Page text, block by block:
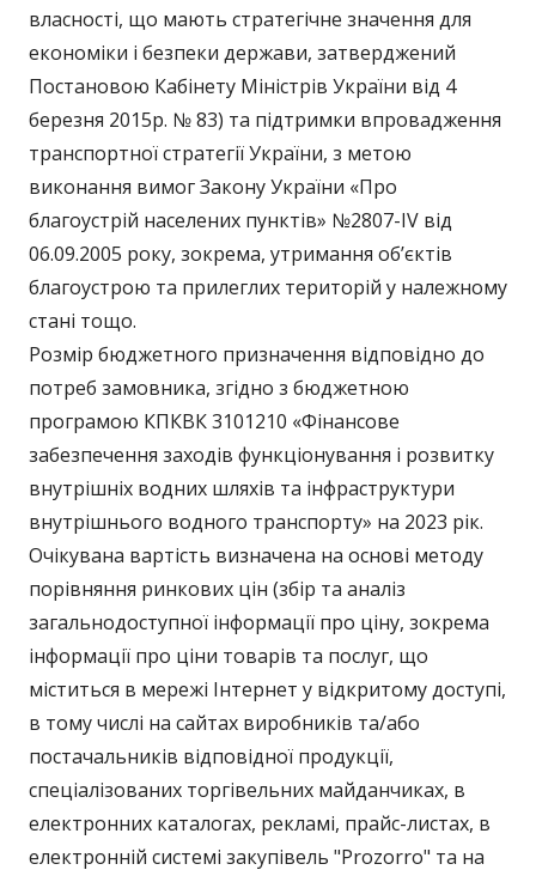
власності, що мають стратегічне значення для
економіки і безпеки держави, затверджений
Постановою Кабінету Міністрів України від 4
березня 2015р. № 83) та підтримки впровадження
транспортної стратегії України, з метою
виконання вимог Закону України «Про
благоустрій населених пунктів» №2807-IV від
06.09.2005 року, зокрема, утримання об’єктів
благоустрою та прилеглих територій у належному
стані тощо.
Розмір бюджетного призначення відповідно до
потреб замовника, згідно з бюджетною
програмою КПКВК 3101210 «Фінансове
забезпечення заходів функціонування і розвитку
внутрішніх водних шляхів та інфраструктури
внутрішнього водного транспорту» на 2023 рік.
Очікувана вартість визначена на основі методу
порівняння ринкових цін (збір та аналіз
загальнодоступної інформації про ціну, зокрема
інформації про ціни товарів та послуг, що
міститься в мережі Інтернет у відкритому доступі,
в тому числі на сайтах виробників та/або
постачальників відповідної продукції,
спеціалізованих торгівельних майданчиках, в
електронних каталогах, рекламі, прайс-листах, в
електронній системі закупівель "Prozorro" та на